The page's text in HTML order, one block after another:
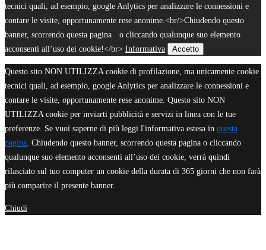
tecnici quali, ad esempio, google Anlytics per analizzare le connessioni e
contare le visite, opportunamente rese anonime.<br/>Chiudendo questo
banner, scorrendo questa pagina o cliccando qualunque suo elemento
acconsenti all’uso dei cookie!</br> Informativa Accetto
Questo sito NON UTILIZZA cookie di profilazione, ma unicamente cookie
tecnici quali, ad esempio, google Anlytics per analizzare le connessioni e
contare le visite, opportunamente rese anonime. Questo sito NON
UTILIZZA cookie per inviarti pubblicità e servizi in linea con le tue
preferenze. Se vuoi saperne di più leggi l'informativa estesa in questa
pagina . Chiudendo questo banner, scorrendo questa pagina o cliccando
qualunque suo elemento acconsenti all’uso dei cookie, verrà quindi
rilasciato sul tuo computer un cookie della durata di 365 giorni che non farà
più comparire il presente banner.
Chiudi